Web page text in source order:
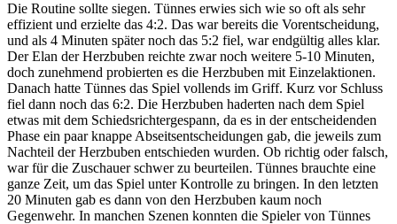
Die Routine sollte siegen. Tünnes erwies sich wie so oft als sehr
effizient und erzielte das 4:2. Das war bereits die Vorentscheidung,
und als 4 Minuten später noch das 5:2 fiel, war endgültig alles klar.
Der Elan der Herzbuben reichte zwar noch weitere 5-10 Minuten,
doch zunehmend probierten es die Herzbuben mit Einzelaktionen.
Danach hatte Tünnes das Spiel vollends im Griff. Kurz vor Schluss
fiel dann noch das 6:2. Die Herzbuben haderten nach dem Spiel
etwas mit dem Schiedsrichtergespann, da es in der entscheidenden
Phase ein paar knappe Abseitsentscheidungen gab, die jeweils zum
Nachteil der Herzbuben entschieden wurden. Ob richtig oder falsch,
war für die Zuschauer schwer zu beurteilen. Tünnes brauchte eine
ganze Zeit, um das Spiel unter Kontrolle zu bringen. In den letzten
20 Minuten gab es dann von den Herzbuben kaum noch
Gegenwehr. In manchen Szenen konnten die Spieler von Tünnes